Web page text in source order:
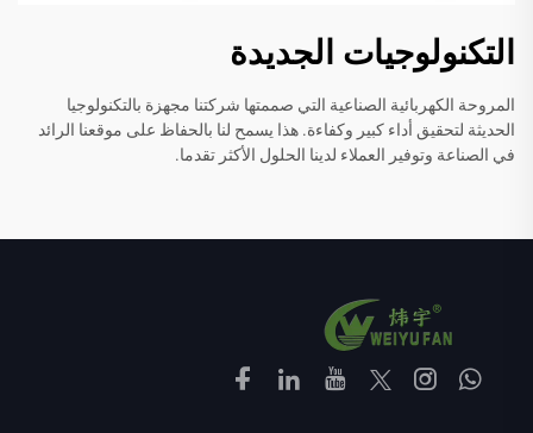
التكنولوجيات الجديدة
المروحة الكهربائية الصناعية التي صممتها شركتنا مجهزة بالتكنولوجيا
الحديثة لتحقيق أداء كبير وكفاءة. هذا يسمح لنا بالحفاظ على موقعنا الرائد
في الصناعة وتوفير العملاء لدينا الحلول الأكثر تقدما.